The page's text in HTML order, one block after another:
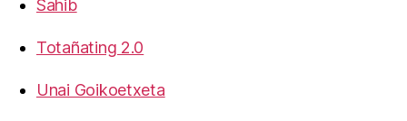
Sahib
Totañating 2.0
Unai Goikoetxeta